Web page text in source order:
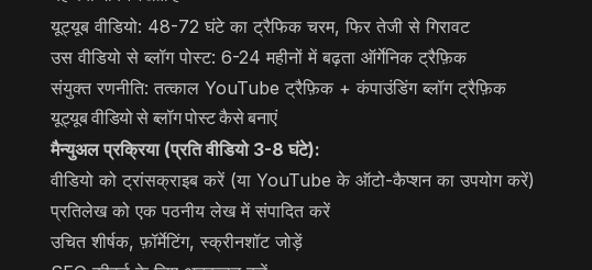
यूट्यूब वीडियो: 48-72 घंटे का ट्रैफिक चरम, फिर तेजी से गिरावट
उस वीडियो से ब्लॉग पोस्ट: 6-24 महीनों में बढ़ता ऑर्गेनिक ट्रैफ़िक
संयुक्त रणनीति: तत्काल YouTube ट्रैफ़िक + कंपाउंडिंग ब्लॉग ट्रैफ़िक
यूट्यूब वीडियो से ब्लॉग पोस्ट कैसे बनाएं
मैन्युअल प्रक्रिया (प्रति वीडियो 3-8 घंटे):
वीडियो को ट्रांसक्राइब करें (या YouTube के ऑटो-कैप्शन का उपयोग करें)
प्रतिलेख को एक पठनीय लेख में संपादित करें
उचित शीर्षक, फ़ॉर्मेटिंग, स्क्रीनशॉट जोड़ें